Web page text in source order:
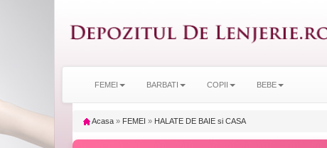
FEMEI BARBATI COPII BEBE
Acasa » FEMEI » HALATE DE BAIE si CASA